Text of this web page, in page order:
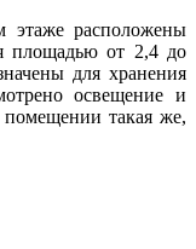
этаже расположены
площадью от 2,4 до
для хранения
освещение и
помещении такая же,